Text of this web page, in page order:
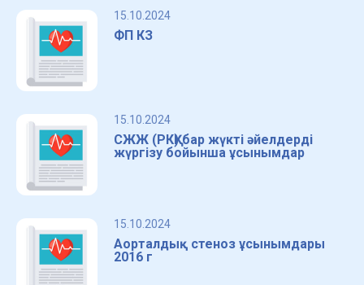
15.10.2024
ФП КЗ
15.10.2024
СЖЖ (РКҚ) бар жүкті әйелдерді
жүргізу бойынша ұсынымдар
15.10.2024
Аорталдық стеноз ұсынымдары
2016 г